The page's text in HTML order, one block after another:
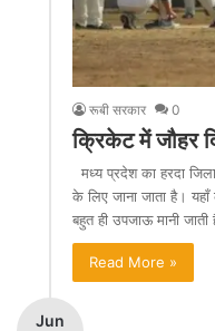
रूबी सरकार 0
क्रिकेट में जौहर
मध्य प्रदेश का हरदा
के लिए जाना जाता है।
बहुत ही उपजाऊ मानी
Read More »
Jun